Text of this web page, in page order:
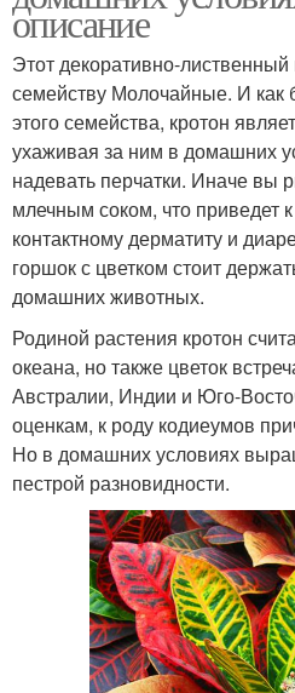
описание
Этот декоративно-
семейству Молочайные. И как
этого семейства, кротон
ухаживая за ним в домашних
надевать перчатки. Иначе вы
млечным соком, что приведет
контактному дерматиту и
горшок с цветком стоит
домашних животных.
Родиной растения кротон
океана, но также цветок
Австралии, Индии и Юго-
оценкам, к роду кодиеумов
Но в домашних условиях
пестрой разновидности.